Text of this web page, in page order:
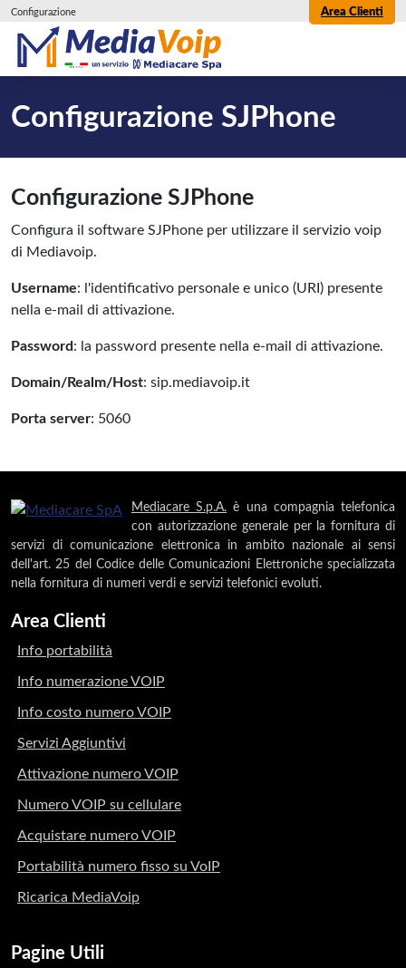
Configurazione Area Clienti
Configurazione SJPhone
Configurazione SJPhone
Configura il software SJPhone per utilizzare il servizio voip
di Mediavoip.
Username: l'identificativo personale e unico (URI) presente
nella e-mail di attivazione.
Password: la password presente nella e-mail di attivazione.
Domain/Realm/Host: sip.mediavoip.it
Porta server: 5060
Mediacare S.p.A. è una compagnia telefonica
con autorizzazione generale per la fornitura di
servizi di comunicazione elettronica in ambito nazionale ai sensi
dell'art. 25 del Codice delle Comunicazioni Elettroniche specializzata
nella fornitura di numeri verdi e servizi telefonici evoluti.
Area Clienti
Info portabilità
Info numerazione VOIP
Info costo numero VOIP
Servizi Aggiuntivi
Attivazione numero VOIP
Numero VOIP su cellulare
Acquistare numero VOIP
Portabilità numero fisso su VoIP
Ricarica MediaVoip
Pagine Utili